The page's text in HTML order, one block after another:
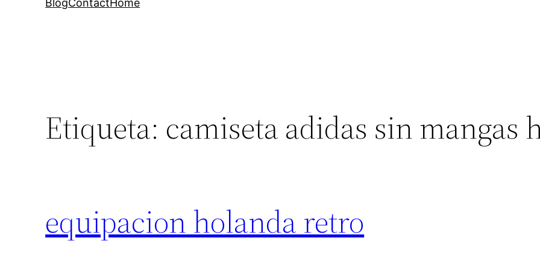
BlogContactHome
Etiqueta: camiseta adidas sin mangas
equipacion holanda retro